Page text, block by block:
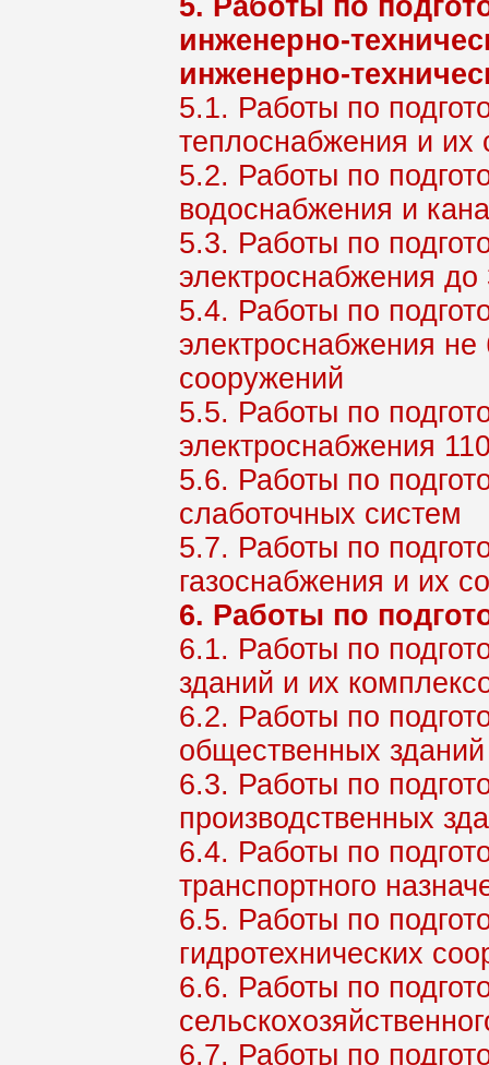
инженерно-
инженерно-
5.1. Работы по
теплоснабжения и их
5.2. Работы по
водоснабжения и
5.3. Работы по
электроснабжения
5.4. Работы по
электроснабжения
сооружений
5.5. Работы по
электроснабжения
5.6. Работы по
слаботочных систем
5.7. Работы по
газоснабжения и их
6. Работы по
6.1. Работы по
зданий и их
6.2. Работы по
общественных
6.3. Работы по
производственных
6.4. Работы по
транспортного
6.5. Работы по
гидротехнических
6.6. Работы по
6.7. Работы по